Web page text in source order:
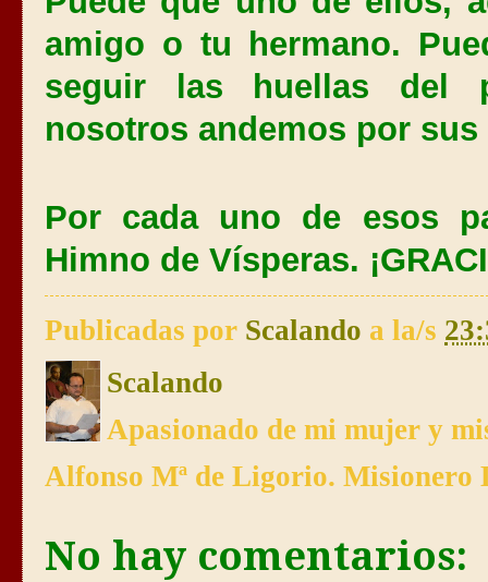
amigo o tu hermano.
seguir las huellas del
nosotros andemos por sus
Por cada uno de esos
Himno de Vísperas.
Publicadas por Scalando a la/s
Scalando
Apasionado de mi mujer y
Alfonso Mª de Ligorio. Misionero
No hay comentarios: